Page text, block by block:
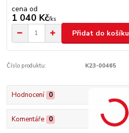
cena od
1 040 Kč/ks
Přidat do košíku
Číslo produktu: K23-00465
Hodnocení 0
Komentáře 0